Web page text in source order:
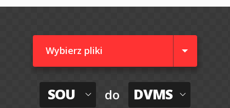
Wybierz pliki
SOU do DVMS